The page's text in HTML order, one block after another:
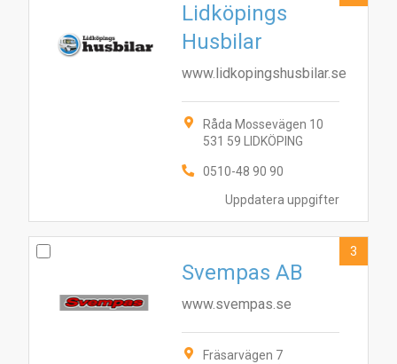
Uppdatera uppgifter
Lidköpings
Husbilar
www.lidkopingshusbilar.se
Råda Mossevägen 10
531 59 LIDKÖPING
0510-48 90 90
Svempas AB
www.svempas.se
Fräsarvägen 7
3